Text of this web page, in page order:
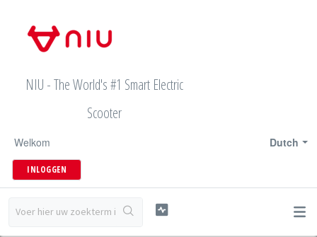
NIU - The World's #1 Smart Electric
Scooter
Dutch
Welkom
INLOGGEN